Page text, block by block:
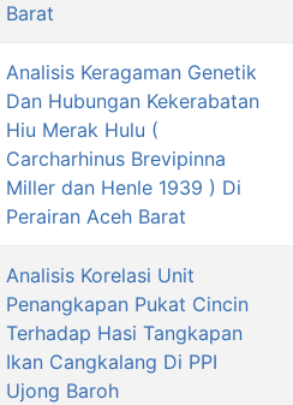
Barat
Analisis Keragaman Genetik
Dan Hubungan Kekerabatan
Hiu Merak Hulu (
Carcharhinus Brevipinna
Miller dan Henle 1939 ) Di
Perairan Aceh Barat
Analisis Korelasi Unit
Penangkapan Pukat Cincin
Terhadap Hasi Tangkapan
Ikan Cangkalang Di PPI
Ujong Baroh